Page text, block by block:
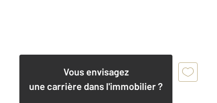
Vous envisagez
une carrière dans l'immobilier ?